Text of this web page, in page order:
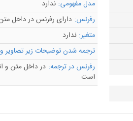
مدل مفهومی: ندارد
رفرنس: دارای رفرنس در داخل متن
متغیر: ندارد
ترجمه شدن توضیحات زیر تصاویر
رفرنس در ترجمه: در داخل متن و
است